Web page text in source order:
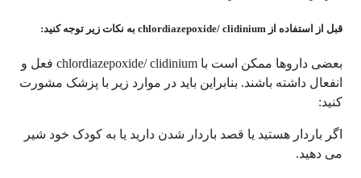
قبل از استفاده از chlordiazepoxide/ clidinium به نکات زیر توجه کنید:
بعضی داروها ممکن است با chlordiazepoxide/ clidinium فعل و
انفعال داشته باشند. بنابراین باید در موارد زیر با پزشک مشورت
کنید:
اگر باردار هستید یا قصد باردار شدن دارید یا به کودک خود شیر
می دهید.